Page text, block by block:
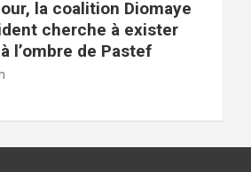
la coalition Diomaye
cherche à exister
l’ombre de Pastef